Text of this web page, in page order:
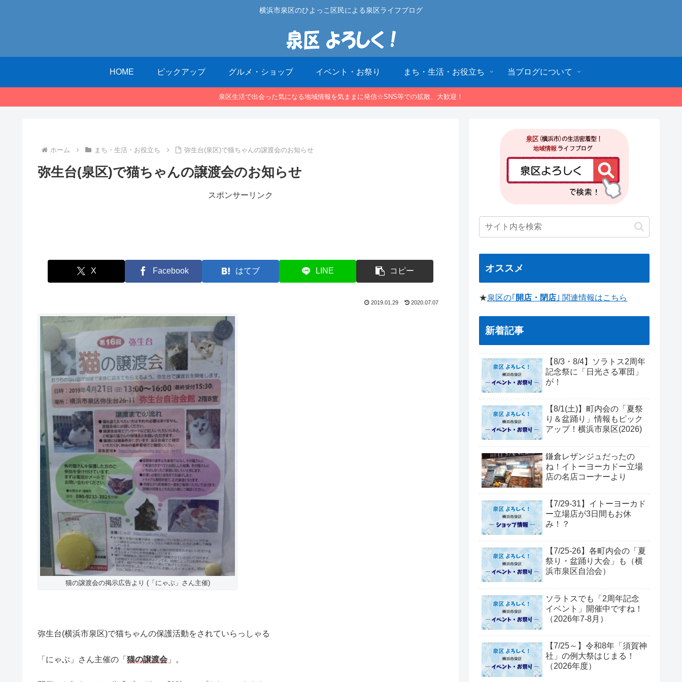
横浜市泉区のひよっこ区民による泉区ライフブログ
HOME ピックアップ グルメ・ショップ イベント・お祭り まち・生活・お役立ち 当ブログについて
泉区生活で出会った気になる地域情報を気ままに発信☆SNS等での拡散、大歓迎！
ホーム まち・生活・お役立ち 弥生台(泉区)で猫ちゃんの譲渡会のお知らせ
弥生台(泉区)で猫ちゃんの譲渡会のお知らせ
スポンサーリンク
X Facebook はてブ LINE コピー
2019.01.29 2020.07.07
猫の譲渡会の掲示広告より (「にゃぶ」さん主催)
弥生台(横浜市泉区)で猫ちゃんの保護活動をされていらっしゃる
「にゃぶ」さん主催の「 猫の譲渡会 」。
オススメ
★泉区の｢ 開店・閉店 ｣ 関連情報はこちら
新着記事
【8/3・8/4】ソラトス2周年
記念祭に「日光さる軍団」
が！
【8/1(土)】町内会の「夏祭
り＆盆踊り」情報もピック
アップ！横浜市泉区(2026)
鎌倉レザンジュだったの
ね！イトーヨーカドー立場
店の名店コーナーより
【7/29-31】イトーヨーカド
ー立場店が3日間もお休
み！？
【7/25-26】各町内会の「夏
祭り・盆踊り大会」も（横
浜市泉区自治会）
ソラトスでも「2周年記念
イベント」開催中ですね！
（2026年7-8月）
【7/25～】令和8年「須賀神
社」の例大祭はじまる！
（2026年度）